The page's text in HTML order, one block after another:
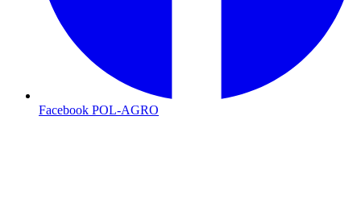
Facebook POL-AGRO